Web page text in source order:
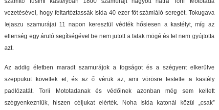
vezetésével, hogy feltartóztassák Isida 40 ezer főt számláló seregét. Tokugava
Iejaszu szamurájai 11 napon keresztül védték hősiesen a kastélyt, míg az
ellenség egy áruló segítségével be nem jutott a falak mögé és fel nem gyújtotta
azt.
Az addig életben maradt szamurájok a fogságot és a szégyent elkerülve
szeppukut követtek el, és az ő vérük az, ami vörösre festette a kastély
padlózatát. Torii Mototadanak és védőinek azonban még sem kellett
szégyenkezniük, hiszen céljukat elérték. Noha Isida katonái közül „csak”